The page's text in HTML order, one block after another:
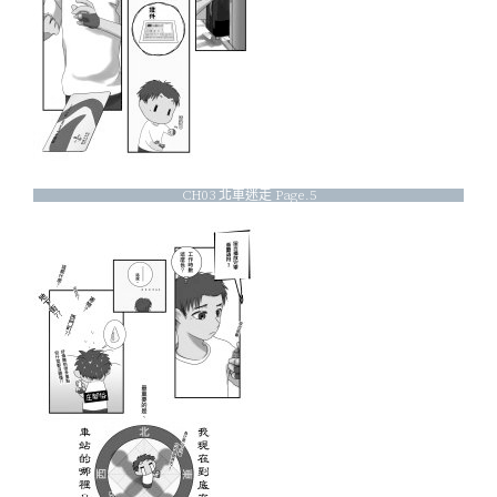
CH03 北車迷走 Page.5